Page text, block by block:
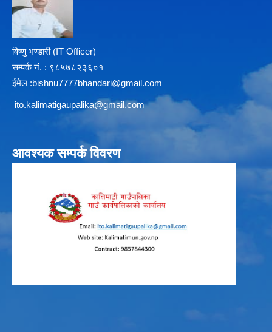
विष्णु भण्डारी (IT Officer)
सम्पर्क न‌ं. : ९८५७८२३६०१
ईमेल :bishnu7777bhandari@gmail.com
ito.kalimatigaupalika@gmail.com
आवश्यक सम्पर्क विवरण